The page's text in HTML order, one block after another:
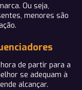
Ou seja,
menores são
de partir para a
se adequam à
alcançar.